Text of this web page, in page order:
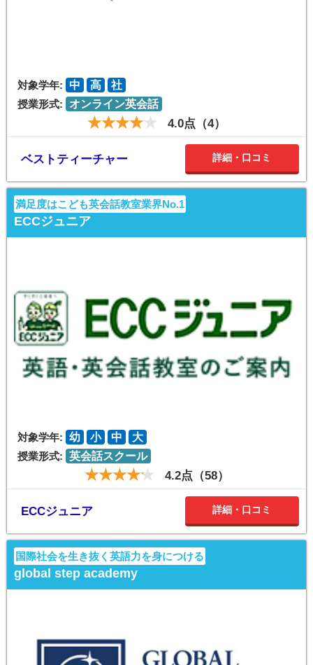
対象学年: 中 高
社
授業形式:
オンライン英会話
4.0点（4）
ベストティーチャー 詳細・口コミ
満足度はこども英会話教室業界No.1
ECCジュニア
対象学年: 幼 小 中
大
授業形式: 英会話スクール
4.2点（58）
ECCジュニア 詳細・口コミ
国際社会を生き抜く英語力を身につける
global step academy